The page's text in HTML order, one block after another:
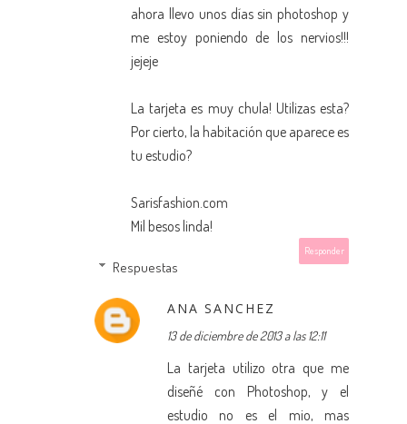
ahora llevo unos días sin photoshop y
me estoy poniendo de los nervios!!!
jejeje
La tarjeta es muy chula! Utilizas esta?
Por cierto, la habitación que aparece es
tu estudio?
Sarisfashion.com
Mil besos linda!
Responder
Respuestas
ANA SANCHEZ
13 de diciembre de 2013 a las 12:11
La tarjeta utilizo otra que me
diseñé con Photoshop, y el
estudio no es el mio, mas